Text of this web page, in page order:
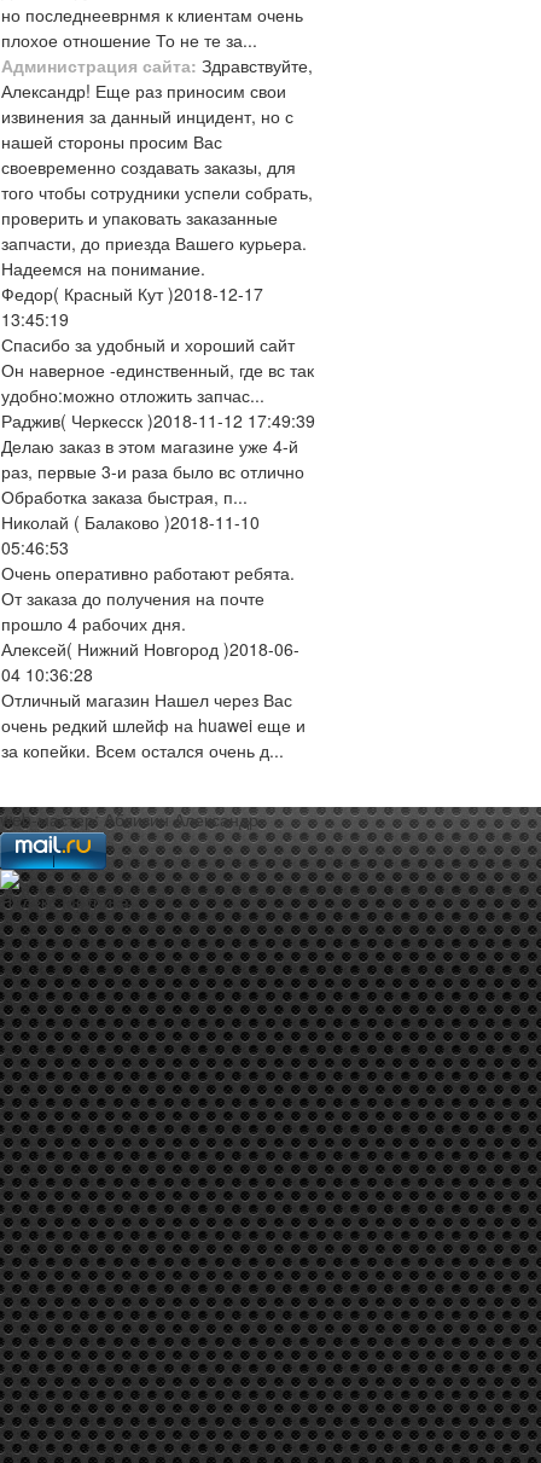
но последнееврнмя к клиентам очень
плохое отношение То не те за...
Администрация сайта: Здравствуйте,
Александр! Еще раз приносим свои
извинения за данный инцидент, но с
нашей стороны просим Вас
своевременно создавать заказы, для
того чтобы сотрудники успели собрать,
проверить и упаковать заказанные
запчасти, до приезда Вашего курьера.
Надеемся на понимание.
Федор( Красный Кут )2018-12-17
13:45:19
Спасибо за удобный и хороший сайт
Он наверное -единственный, где вс так
удобно:можно отложить запчас...
Раджив( Черкесск )2018-11-12 17:49:39
Делаю заказ в этом магазине уже 4-й
раз, первые 3-и раза было вс отлично
Обработка заказа быстрая, п...
Николай ( Балаково )2018-11-10
05:46:53
Очень оперативно работают ребята.
От заказа до получения на почте
прошло 4 рабочих дня.
Алексей( Нижний Новгород )2018-06-
04 10:36:28
Отличный магазин Нашел через Вас
очень редкий шлейф на huawei еще и
за копейки. Всем остался очень д...
web-мастер:Аблизин Александр